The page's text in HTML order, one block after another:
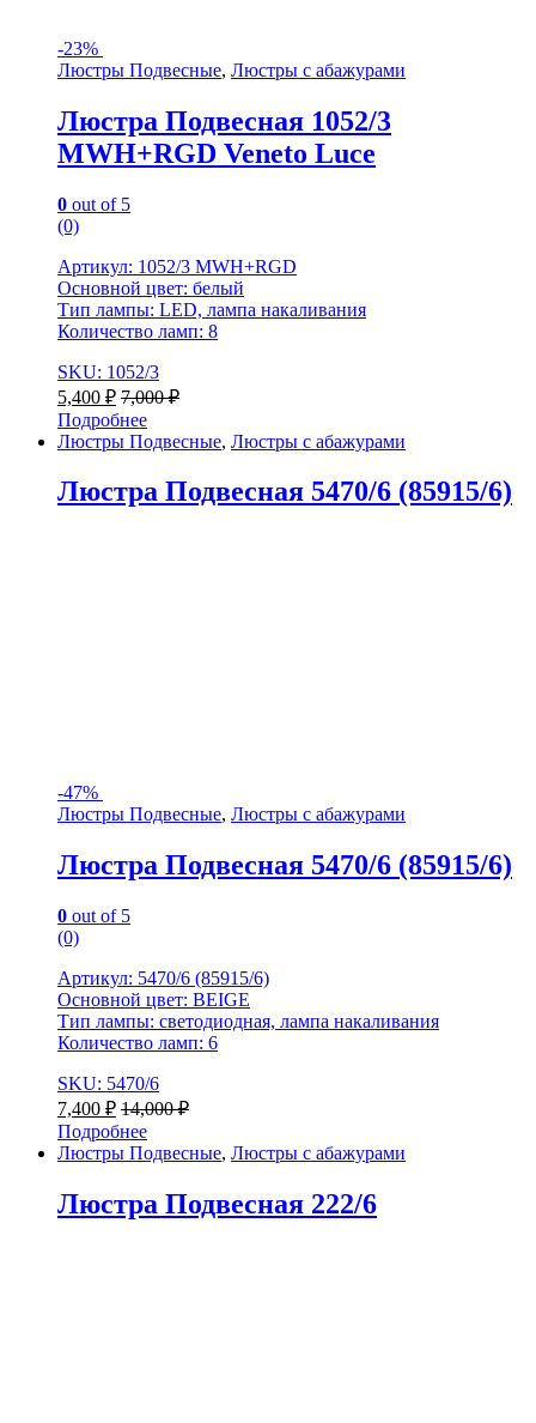
-23%
Люстры Подвесные, Люстры с абажурами
Люстра Подвесная 1052/3
MWH+RGD Veneto Luce
0 out of 5
(0)
Артикул: 1052/3 MWH+RGD
Основной цвет: белый
Тип лампы: LED, лампа накаливания
Количество ламп: 8
SKU: 1052/3
5,400 ₽ 7,000₽
Подробнее
Люстры Подвесные, Люстры с абажурами
Люстра Подвесная 5470/6 (85915/6)
-47%
Люстры Подвесные, Люстры с абажурами
Люстра Подвесная 5470/6 (85915/6)
0 out of 5
(0)
Артикул: 5470/6 (85915/6)
Основной цвет: BEIGE
Тип лампы: светодиодная, лампа накаливания
Количество ламп: 6
SKU: 5470/6
7,400 ₽ 14,000₽
Подробнее
Люстры Подвесные, Люстры с абажурами
Люстра Подвесная 222/6